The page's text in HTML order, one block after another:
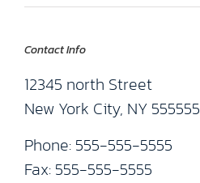
Contact Info
12345 north Street
New York City, NY 555555
Phone: 555-555-5555
Fax: 555-555-5555